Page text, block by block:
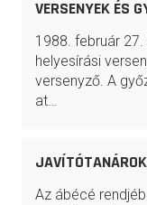
VERSENYEK ÉS
1988. február
helyesírási
versenyző. A
at…
JAVÍTÓTANÁROK
Az ábécé